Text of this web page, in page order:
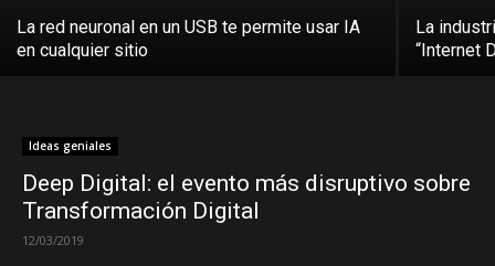
La red neuronal en un USB te permite usar IA
en cualquier sitio
La
“Internet
Ideas geniales
Deep Digital: el evento más disruptivo sobre
Transformación Digital
12/03/2019